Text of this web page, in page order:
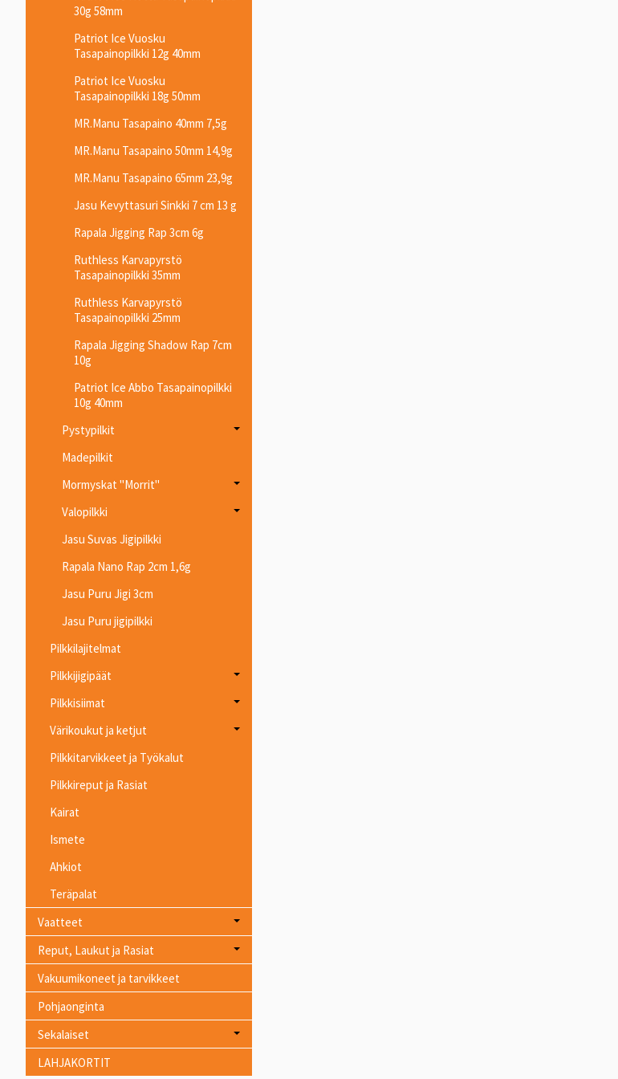
30g 58mm
Patriot Ice Vuosku
Tasapainopilkki 12g 40mm
Patriot Ice Vuosku
Tasapainopilkki 18g 50mm
MR.Manu Tasapaino 40mm 7,5g
MR.Manu Tasapaino 50mm 14,9g
MR.Manu Tasapaino 65mm 23,9g
Jasu Kevyttasuri Sinkki 7 cm 13 g
Rapala Jigging Rap 3cm 6g
Ruthless Karvapyrstö
Tasapainopilkki 35mm
Ruthless Karvapyrstö
Tasapainopilkki 25mm
Rapala Jigging Shadow Rap 7cm
10g
Patriot Ice Abbo Tasapainopilkki
10g 40mm
Pystypilkit
Madepilkit
Mormyskat "Morrit"
Valopilkki
Jasu Suvas Jigipilkki
Rapala Nano Rap 2cm 1,6g
Jasu Puru Jigi 3cm
Jasu Puru jigipilkki
Pilkkilajitelmat
Pilkkijigipäät
Pilkkisiimat
Värikoukut ja ketjut
Pilkkitarvikkeet ja Työkalut
Pilkkireput ja Rasiat
Kairat
Ismete
Ahkiot
Teräpalat
Vaatteet
Reput, Laukut ja Rasiat
Vakuumikoneet ja tarvikkeet
Pohjaonginta
Sekalaiset
LAHJAKORTIT